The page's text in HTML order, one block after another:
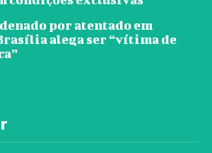
por atentado em
alega ser “vítima de